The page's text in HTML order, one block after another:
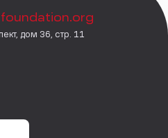
дом 36, стр. 11